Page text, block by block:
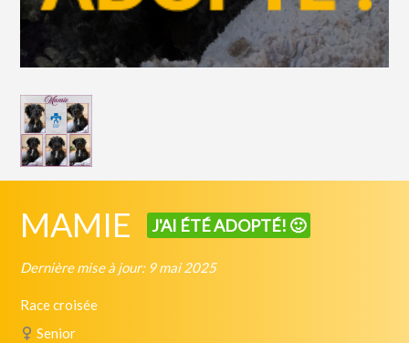
MAMIE J'AI ÉTÉ ADOPTÉ! 🙂
Dernière mise à jour: 9 mai 2025
Race croisée
Senior